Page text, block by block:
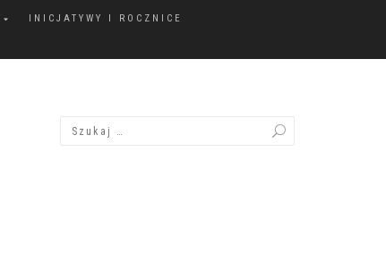
INICJATYWY I ROCZNICE